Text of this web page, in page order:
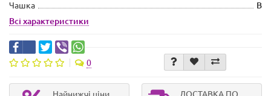
Чашка
B
Всі характеристики
0